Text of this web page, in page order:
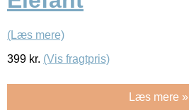
(Læs mere)
399 kr. (Vis fragtpris)
Læs mere »